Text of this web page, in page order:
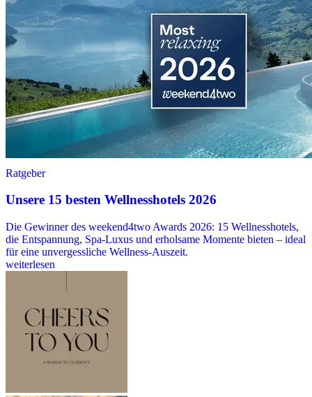
Ratgeber
Unsere 15 besten Wellnesshotels 2026
Die Gewinner des weekend4two Awards 2026: 15 Wellnesshotels,
die Entspannung, Spa-Luxus und erholsame Momente bieten – ideal
für eine unvergessliche Wellness-Auszeit.
weiterlesen